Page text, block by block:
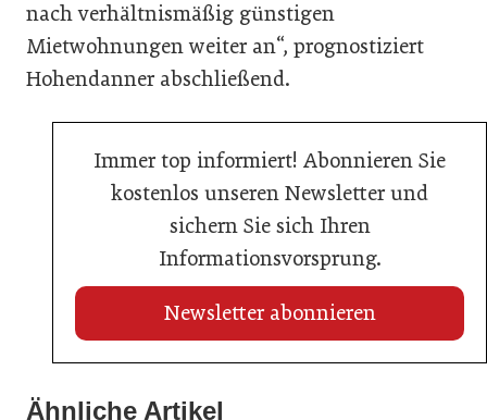
nach verhältnismäßig günstigen
Mietwohnungen weiter an“, prognostiziert
Hohendanner abschließend.
Immer top informiert! Abonnieren Sie
kostenlos unseren Newsletter und
sichern Sie sich Ihren
Informationsvorsprung.
Newsletter abonnieren
Ähnliche Artikel
13. Juli 2026